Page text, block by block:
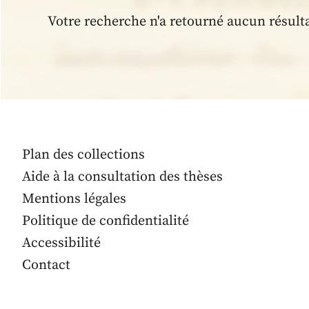
Votre recherche n'a retourné aucun
Plan des collections
Aide à la consultation des thèses
Mentions légales
Politique de confidentialité
Accessibilité
Contact